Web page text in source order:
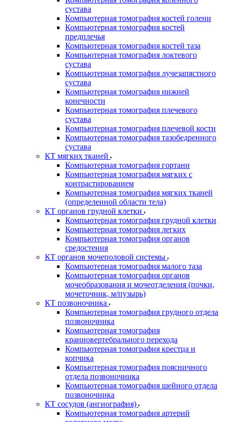
сустава
Компьютерная томография костей голени
Компьютерная томография костей
предплечья
Компьютерная томография костей таза
Компьютерная томография локтевого
сустава
Компьютерная томография лучезапястного
сустава
Компьютерная томография нижней
конечности
Компьютерная томография плечевого
сустава
Компьютерная томография плечевой кости
Компьютерная томография тазобедренного
сустава
КТ мягких тканей
Компьютерная томография гортани
Компьютерная томография мягких с
контрастированием
Компьютерная томография мягких тканей
(определенной области тела)
КТ органов грудной клетки
Компьютерная томография грудной клетки
Компьютерная томография легких
Компьютерная томография органов
средостения
КТ органов мочеполовой системы
Компьютерная томография малого таза
Компьютерная томография органов
мочеобразования и мочеотделения (почки,
мочеточник, м/пузырь)
КТ позвоночника
Компьютерная томография грудного отдела
позвоночника
Компьютерная томография
краниовертебрального перехода
Компьютерная томография крестца и
копчика
Компьютерная томография поясничного
отдела позвоночника
Компьютерная томография шейного отдела
позвоночника
КТ сосудов (ангиография)
Компьютерная томография артерий